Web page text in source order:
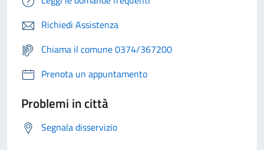
Richiedi Assistenza
Chiama il comune 0374/367200
Prenota un appuntamento
Problemi in città
Segnala disservizio